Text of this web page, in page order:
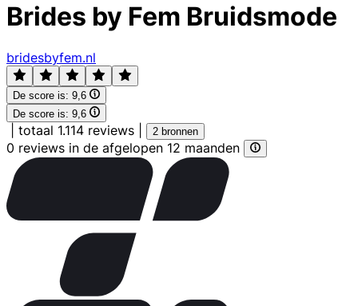
Brides by Fem Bruidsmode
bridesbyfem.nl
De score is: 9,6
De score is: 9,6
totaal 1.114 reviews 2 bronnen
0 reviews in de afgelopen 12 maanden